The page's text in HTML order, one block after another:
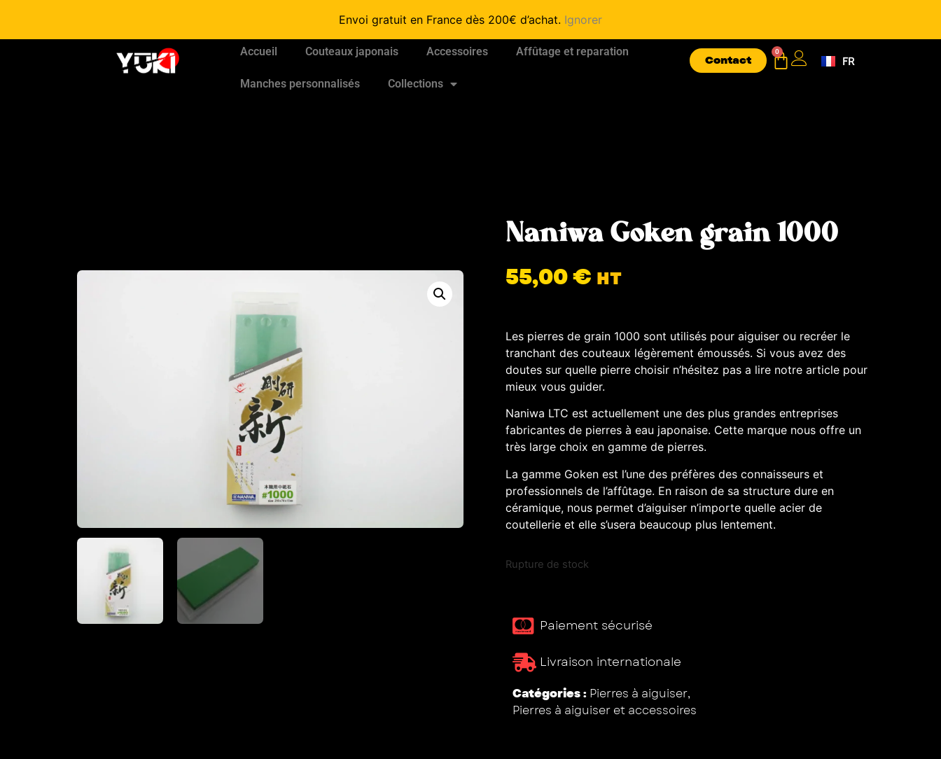
Envoi gratuit en France dès 200€ d’achat. Ignorer
Accueil Couteaux japonais Accessoires Affûtage et reparation
Manches personnalisés Collections
Contact
0
FR
EN
Naniwa Goken grain 1000
55,00€ HT
Les pierres de grain 1000 sont utilisés pour aiguiser ou recréer le
tranchant des couteaux légèrement émoussés. Si vous avez des
doutes sur quelle pierre choisir n’hésitez pas a lire notre article pour
mieux vous guider.
Naniwa LTC est actuellement une des plus grandes entreprises
fabricantes de pierres à eau japonaise. Cette marque nous offre un
très large choix en gamme de pierres.
La gamme Goken est l’une des préfères des connaisseurs et
professionnels de l’affûtage. En raison de sa structure dure en
céramique, nous permet d’aiguiser n’importe quelle acier de
coutellerie et elle s’usera beaucoup plus lentement.
Rupture de stock
Paiement sécurisé ​
Livraison internationale
Catégories : Pierres à aiguiser,
Pierres à aiguiser et accessoires